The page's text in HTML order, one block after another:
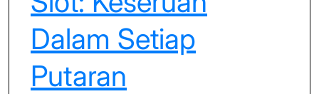
Dalam Setiap
Putaran